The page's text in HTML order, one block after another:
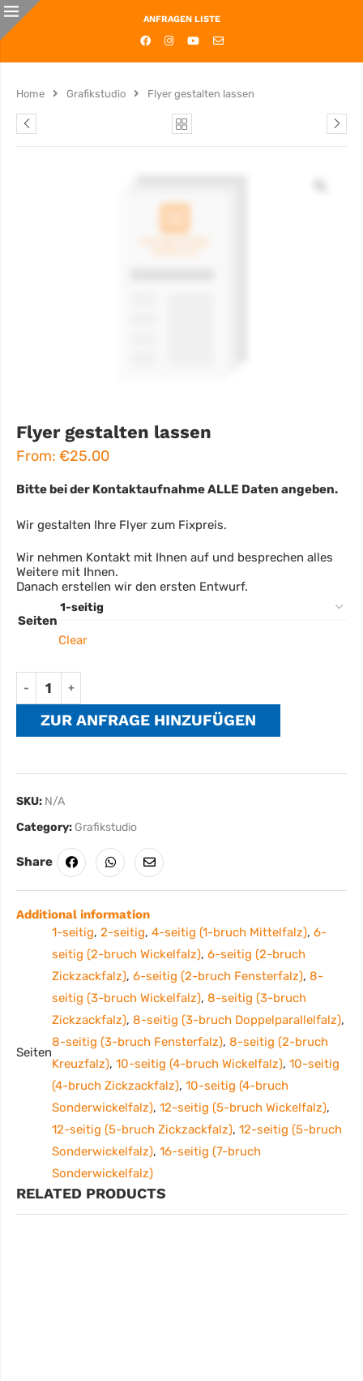
ANFRAGEN LISTE
Home Grafikstudio Flyer gestalten lassen
Flyer gestalten lassen
From: €25.00
Bitte bei der Kontaktaufnahme ALLE Daten angeben.
Wir gestalten Ihre Flyer zum Fixpreis.
Wir nehmen Kontakt mit Ihnen auf und besprechen alles
Weitere mit Ihnen.
Danach erstellen wir den ersten Entwurf.
Seiten
Clear
ZUR ANFRAGE HINZUFÜGEN
SKU: N/A
Category: Grafikstudio
Share
Additional information
Seiten
1-seitig, 2-seitig, 4-seitig (1-bruch Mittelfalz), 6-
seitig (2-bruch Wickelfalz), 6-seitig (2-bruch
Zickzackfalz), 6-seitig (2-bruch Fensterfalz), 8-
seitig (3-bruch Wickelfalz), 8-seitig (3-bruch
Zickzackfalz), 8-seitig (3-bruch Doppelparallelfalz),
8-seitig (3-bruch Fensterfalz), 8-seitig (2-bruch
Kreuzfalz), 10-seitig (4-bruch Wickelfalz), 10-seitig
(4-bruch Zickzackfalz), 10-seitig (4-bruch
Sonderwickelfalz), 12-seitig (5-bruch Wickelfalz),
12-seitig (5-bruch Zickzackfalz), 12-seitig (5-bruch
Sonderwickelfalz), 16-seitig (7-bruch
Sonderwickelfalz)
RELATED PRODUCTS